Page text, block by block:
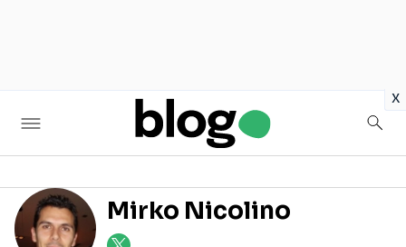
x
Mirko Nicolino